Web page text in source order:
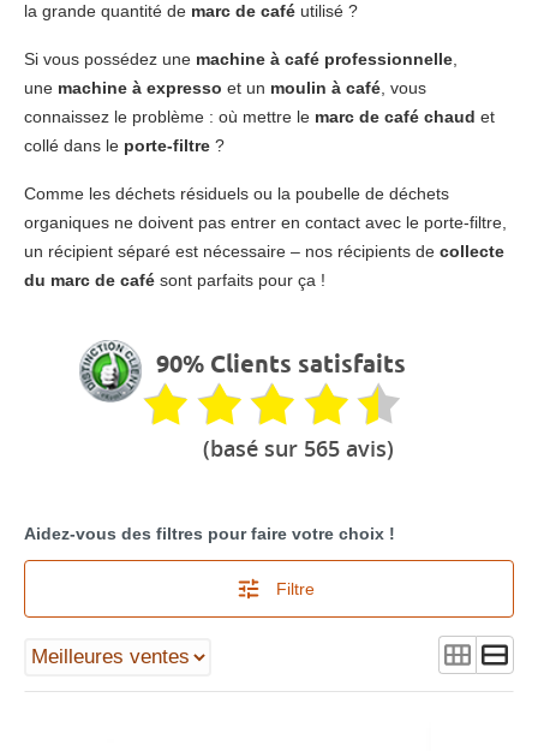
la grande quantité de marc de café utilisé ?
Si vous possédez une machine à café professionnelle
une machine à expresso et un moulin à café , vous
connaissez le problème : où mettre le marc de café chaud et
collé dans le porte-filtre ?
Comme les déchets résiduels ou la poubelle de déchets
organiques ne doivent pas entrer en contact avec le porte-filtre,
un récipient séparé est nécessaire – nos récipients de collecte
du marc de café sont parfaits pour ça !
90% Clients satisfaits
(basé sur 565 avis)
Aidez-vous des filtres pour faire votre choix !
Filtre